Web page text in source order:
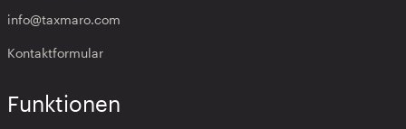
info@taxmaro.com
Kontaktformular
Funktionen